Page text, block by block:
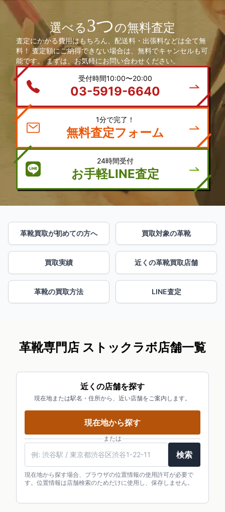
選べる3つの無料査定
査定にかかる費用はもちろん、配送料・出張料などは全て無
料！ 査定額にご納得できない場合は、無料でキャンセルも可
能です。 まずは、お気軽にお問い合わせください。
受付時間10:00〜20:00
03-5919-6640
1分で完了！
無料査定フォーム
24時間受付
お手軽LINE査定
革靴買取が初めての方へ 買取対象の革靴
買取実績 近くの革靴買取店舗
革靴の買取方法 LINE査定
革靴専門店 ストックラボ店舗一覧
近くの店舗を探す
現在地または駅名・住所から、近い店舗をご案内します。
現在地から探す
または
検索
現在地から探す場合、ブラウザの位置情報の使用許可が必要で
す。位置情報は店舗検索のためだけに使用し、保存しません。